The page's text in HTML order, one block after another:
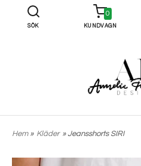
SÖK
0
KUNDVAGN
Hem» Kläder » Jeansshorts SIRI